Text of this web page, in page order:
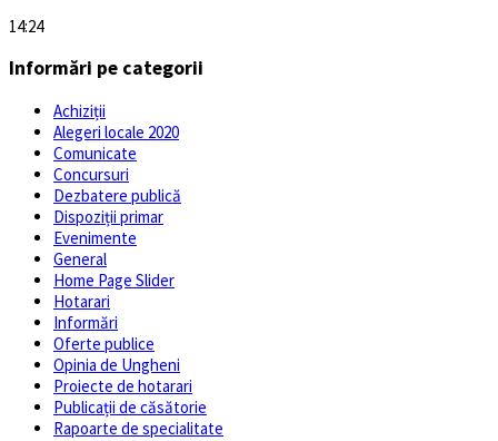
14:24
Informări pe categorii
Achiziții
Alegeri locale 2020
Comunicate
Concursuri
Dezbatere publică
Dispoziții primar
Evenimente
General
Home Page Slider
Hotarari
Informări
Oferte publice
Opinia de Ungheni
Proiecte de hotarari
Publicații de căsătorie
Rapoarte de specialitate